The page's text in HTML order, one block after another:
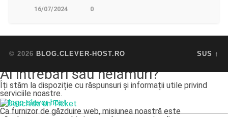
16/07/2024 0
© 2026 BLOG.CLEVER-HOST.RO SUS ↑
Ai intrebări sau nelămuri?
Îți stăm la dispoziție cu răspunsuri și informații utile privind
serviciile noastre.
Deschide un Ticket
Ca furnizor de găzduire web, misiunea noastră este